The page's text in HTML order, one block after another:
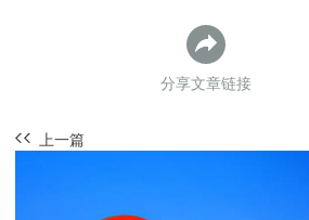
分享文章链接
上一篇